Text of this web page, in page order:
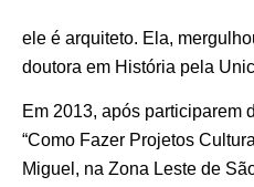
ele é arquiteto. Ela,
doutora em História pela
Em 2013, após participarem
“Como Fazer Projetos
Miguel, na Zona Leste de